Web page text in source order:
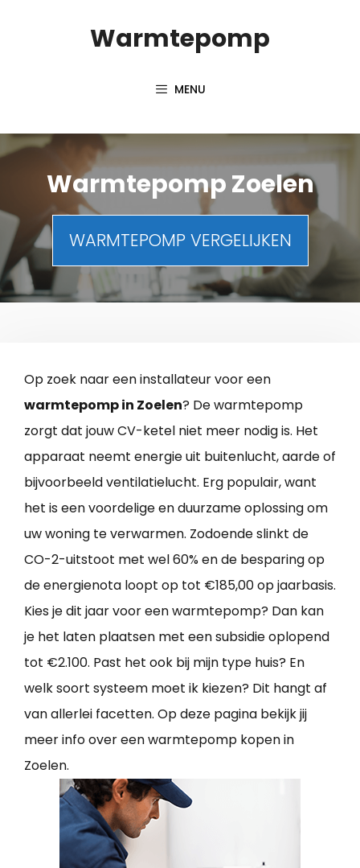
Warmtepomp
MENU
Warmtepomp Zoelen
WARMTEPOMP VERGELIJKEN
Op zoek naar een installateur voor een
warmtepomp in Zoelen? De warmtepomp
zorgt dat jouw CV-ketel niet meer nodig is. Het
apparaat neemt energie uit buitenlucht, aarde of
bijvoorbeeld ventilatielucht. Erg populair, want
het is een voordelige en duurzame oplossing om
uw woning te verwarmen. Zodoende slinkt de
CO-2-uitstoot met wel 60% en de besparing op
de energienota loopt op tot €185,00 op jaarbasis.
Kies je dit jaar voor een warmtepomp? Dan kan
je het laten plaatsen met een subsidie oplopend
tot €2.100. Past het ook bij mijn type huis? En
welk soort systeem moet ik kiezen? Dit hangt af
van allerlei facetten. Op deze pagina bekijk jij
meer info over een warmtepomp kopen in
Zoelen.